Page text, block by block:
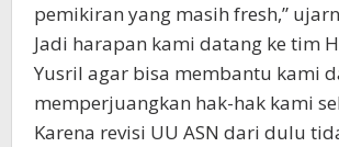
pemikiran yang masih fresh,”
Jadi harapan kami datang ke tim
Yusril agar bisa membantu kami
memperjuangkan hak-hak kami
Karena revisi UU ASN dari dulu